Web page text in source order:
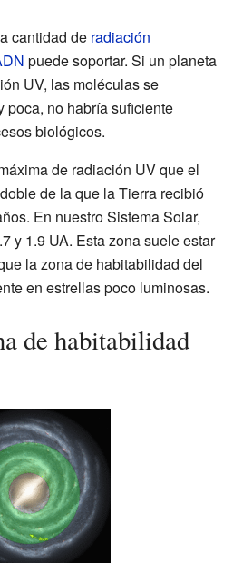
cantidad de radiación
puede soportar. Si un planeta
UV, las moléculas se
poca, no habría suficiente
biológicos.
de radiación UV que el
de la que la Tierra recibió
En nuestro Sistema Solar,
y 1.9 UA. Esta zona suele estar
la zona de habitabilidad del
en estrellas poco luminosas.
de habitabilidad